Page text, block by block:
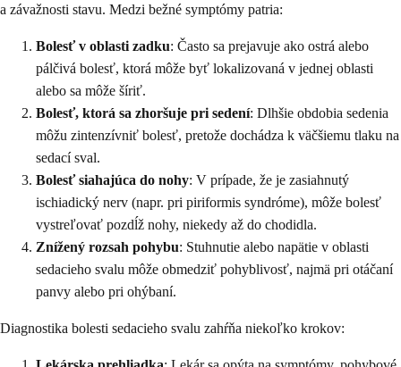
a závažnosti stavu. Medzi bežné symptómy patria:
Bolesť v oblasti zadku: Často sa prejavuje ako ostrá alebo
pálčivá bolesť, ktorá môže byť lokalizovaná v jednej oblasti
alebo sa môže šíriť.
Bolesť, ktorá sa zhoršuje pri sedení: Dlhšie obdobia sedenia
môžu zintenzívniť bolesť, pretože dochádza k väčšiemu tlaku na
sedací sval.
Bolesť siahajúca do nohy: V prípade, že je zasiahnutý
ischiadický nerv (napr. pri piriformis syndróme), môže bolesť
vystreľovať pozdĺž nohy, niekedy až do chodidla.
Znížený rozsah pohybu: Stuhnutie alebo napätie v oblasti
sedacieho svalu môže obmedziť pohyblivosť, najmä pri otáčaní
panvy alebo pri ohýbaní.
Diagnostika bolesti sedacieho svalu zahŕňa niekoľko krokov: